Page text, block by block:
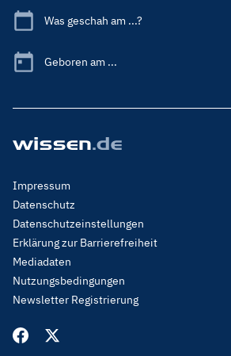
Was geschah am ...?
Geboren am ...
Footer
Menu
Legal
Impressum
Datenschutz
Datenschutzeinstellungen
Erklärung zur Barrierefreiheit
Mediadaten
Nutzungsbedingungen
Newsletter Registrierung